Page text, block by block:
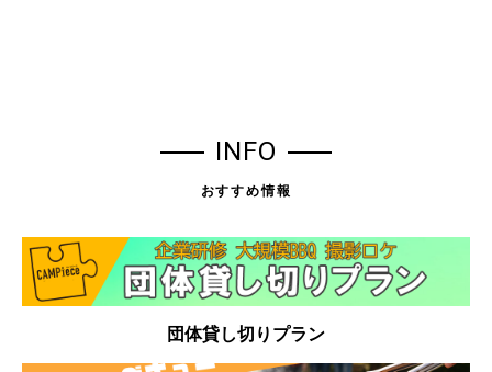
INFO
おすすめ情報
団体貸し切りプラン